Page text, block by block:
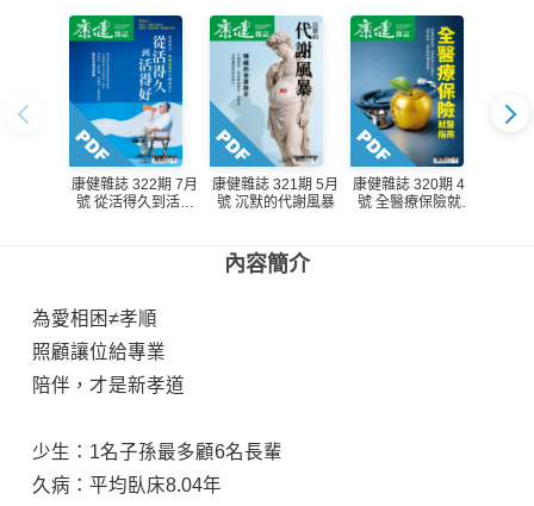
康健雜誌 322期 7月
號 從活得久到活得
康健雜誌 321期 5月
號 沉默的代謝風暴
康健雜誌 320期 4月
號 全醫療保險就醫
內容簡介
為愛相困≠孝順
照顧讓位給專業
陪伴，才是新孝道
少生：1名子孫最多顧6名長輩
久病：平均臥床8.04年